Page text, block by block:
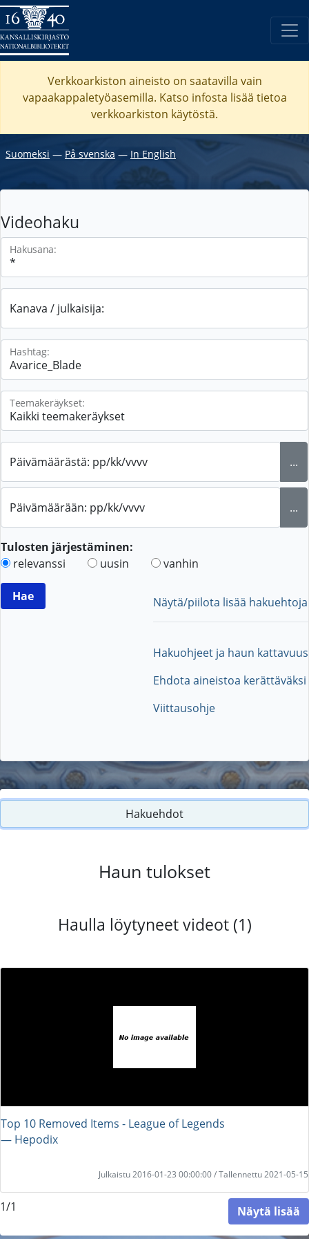
Verkkoarkiston aineisto on saatavilla vain
vapaakappaletyöasemilla. Katso infosta lisää tietoa
verkkoarkiston käytöstä.
Suomeksi ― På svenska ― In English
Videohaku
Hakusana:
Kanava / julkaisija:
Hashtag:
Teemakeräykset:
Päivämäärästä: pp/kk/vvvv ...
Päivämäärään: pp/kk/vvvv ...
Tulosten järjestäminen:
relevanssi
uusin vanhin
Näytä/piilota lisää hakuehtoja
Hakuohjeet ja haun kattavuus
Ehdota aineistoa kerättäväksi
Viittausohje
Hakuehdot
Haun tulokset
Haulla löytyneet videot (1)
Top 10 Removed Items - League of Legends
― Hepodix
Julkaistu 2016-01-23 00:00:00 / Tallennettu 2021-05-15
1/1 Näytä lisää